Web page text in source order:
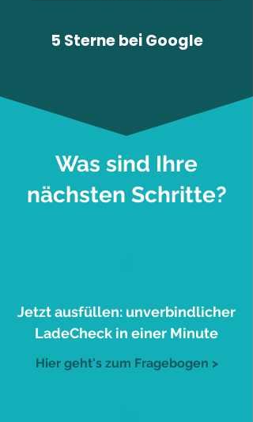
5 Sterne beiGoogle
Was sind Ihre
nächsten Schritte?
Jetzt ausfüllen: unverbindlicher
LadeCheck in einer Minute
Hier geht's zum Fragebogen >